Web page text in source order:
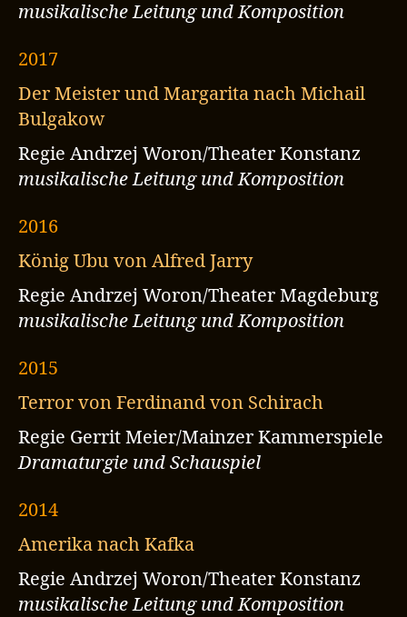
musikalische Leitung und Komposition
2017
Der Meister und Margarita nach Michail
Bulgakow
Regie Andrzej Woron/Theater Konstanz
musikalische Leitung und Komposition
2016
König Ubu von Alfred Jarry
Regie Andrzej Woron/Theater Magdeburg
musikalische Leitung und Komposition
2015
Terror von Ferdinand von Schirach
Regie Gerrit Meier/Mainzer Kammerspiele
Dramaturgie und Schauspiel
2014
Amerika nach Kafka
Regie Andrzej Woron/Theater Konstanz
musikalische Leitung und Komposition